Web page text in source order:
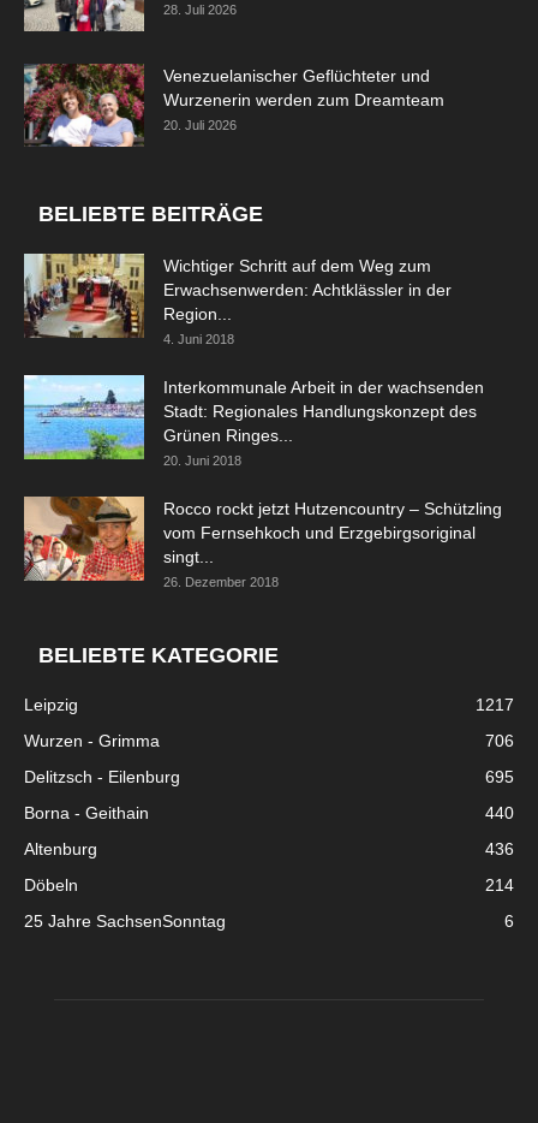
28. Juli 2026
Venezuelanischer Geflüchteter und
Wurzenerin werden zum Dreamteam
20. Juli 2026
BELIEBTE BEITRÄGE
Wichtiger Schritt auf dem Weg zum
Erwachsenwerden: Achtklässler in der
Region...
4. Juni 2018
Interkommunale Arbeit in der wachsenden
Stadt: Regionales Handlungskonzept des
Grünen Ringes...
20. Juni 2018
Rocco rockt jetzt Hutzencountry – Schützling
vom Fernsehkoch und Erzgebirgsoriginal
singt...
26. Dezember 2018
BELIEBTE KATEGORIE
Leipzig
1217
Wurzen - Grimma
706
Delitzsch - Eilenburg
695
Borna - Geithain
440
Altenburg
436
Döbeln
214
25 Jahre SachsenSonntag
6